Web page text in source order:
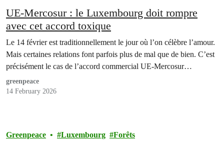
UE-Mercosur : le Luxembourg doit rompre
avec cet accord toxique
Le 14 février est traditionnellement le jour où l’on célèbre l’amour.
Mais certaines relations font parfois plus de mal que de bien. C’est
précisément le cas de l’accord commercial UE-Mercosur…
greenpeace
14 February 2026
Greenpeace Luxembourg Forêts